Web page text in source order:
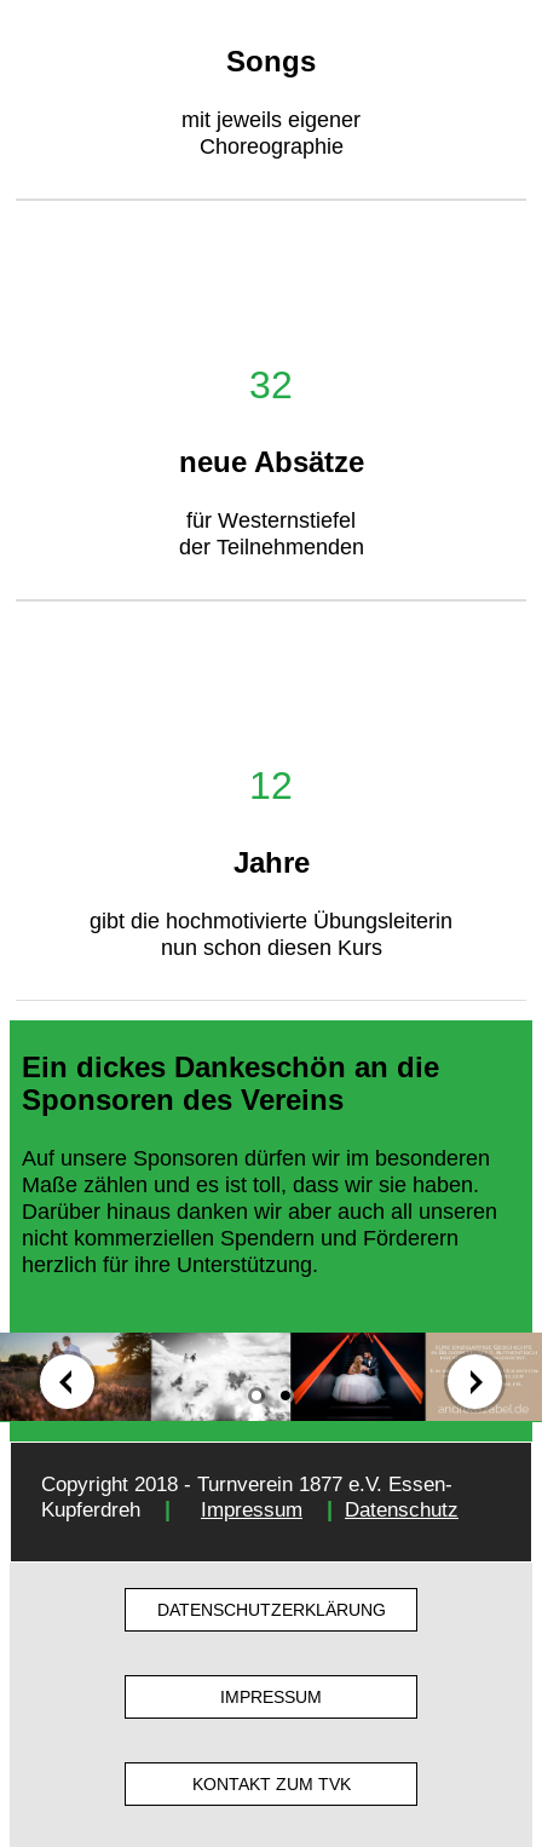
Songs
mit jeweils eigener
Choreographie
32
neue Absätze
für Westernstiefel
der Teilnehmenden
12
Jahre
gibt die hochmotivierte Übungsleiterin
nun schon diesen Kurs
Ein dickes Dankeschön an die
Sponsoren des Vereins
Auf unsere Sponsoren dürfen wir im besonderen
Maße zählen und es ist toll, dass wir sie haben.
Darüber hinaus danken wir aber auch all unseren
nicht kommerziellen Spendern und Förderern
herzlich für ihre Unterstützung.
Copyright 2018 - Turnverein 1877 e.V. Essen-
Kupferdreh
| Impressum | Datenschutz
DATENSCHUTZERKLÄRUNG
IMPRESSUM
KONTAKT ZUM TVK